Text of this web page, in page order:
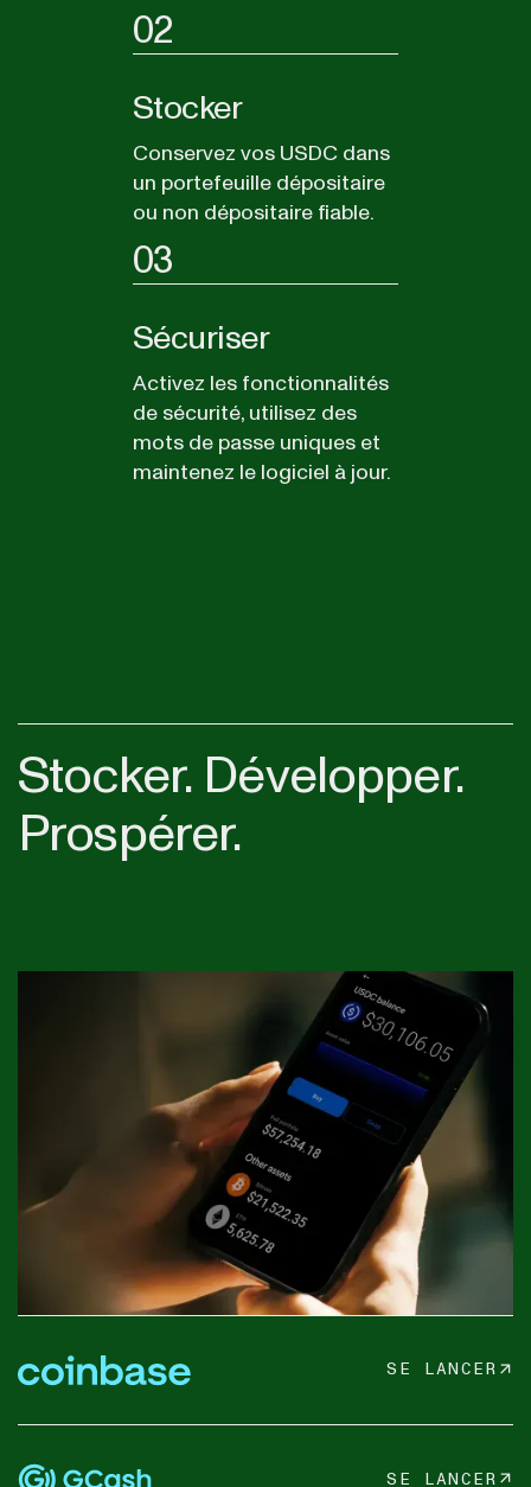
02
Stocker
Conservez vos USDC dans
un portefeuille dépositaire
ou non dépositaire fiable.
03
Sécuriser
Activez les fonctionnalités
de sécurité, utilisez des
mots de passe uniques et
maintenez le logiciel à jour.
Stocker. Développer.
Prospérer.
SE LANCER
SE LANCER